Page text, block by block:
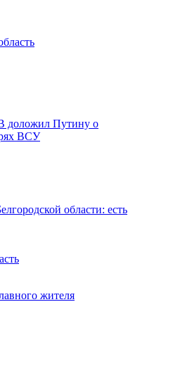
доложил Путину о
ВСУ
области: есть
жителя